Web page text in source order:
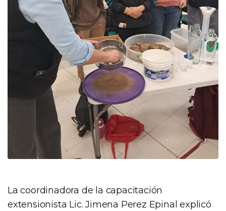
La coordinadora de la capacitación
extensionista Lic. Jimena Perez Epinal explicó